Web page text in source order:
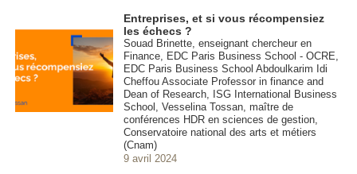
Entreprises, et si vous récompensiez
les échecs ?
Souad Brinette, enseignant chercheur en
Finance, EDC Paris Business School - OCRE,
EDC Paris Business School Abdoulkarim Idi
Cheffou Associate Professor in finance and
Dean of Research, ISG International Business
School, Vesselina Tossan, maître de
conférences HDR en sciences de gestion,
Conservatoire national des arts et métiers
(Cnam)
9 avril 2024